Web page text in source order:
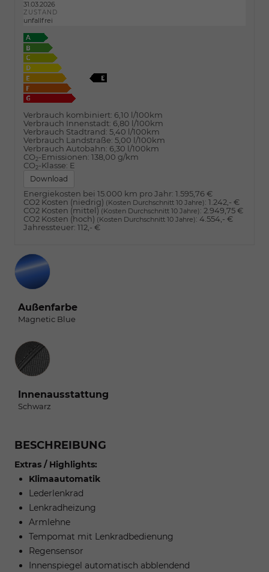
31.03.2026
ZUSTAND
unfallfrei
Verbrauch kombiniert: 6,10 l/100km
Verbrauch Innenstadt: 6,80 l/100km
Verbrauch Stadtrand: 5,40 l/100km
Verbrauch Landstraße: 5,00 l/100km
Verbrauch Autobahn: 6,30 l/100km
CO2-Emissionen: 138,00 g/km
CO2-Klasse: E
Download
Energiekosten bei 15.000 km pro Jahr: 1.595,76 €
CO2 Kosten (niedrig) (Kosten Durchschnitt 10 Jahre): 1.242,- €
CO2 Kosten (mittel) (Kosten Durchschnitt 10 Jahre): 2.949,75 €
CO2 Kosten (hoch) (Kosten Durchschnitt 10 Jahre): 4.554,- €
Jahressteuer: 112,- €
Außenfarbe
Magnetic Blue
Innenausstattung
Innenausstattung
Schwarz
BESCHREIBUNG
Extras / Highlights:
Klimaautomatik
Lederlenkrad
Lenkradheizung
Armlehne
Tempomat mit Lenkradbedienung
Regensensor
Innenspiegel automatisch abblendend